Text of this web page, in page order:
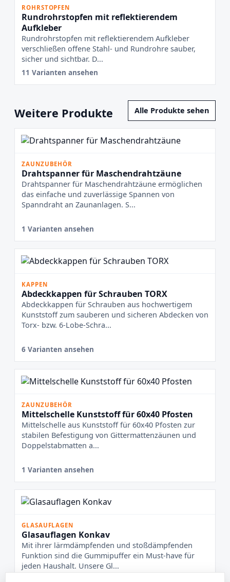
ROHRSTOPFEN
Rundrohrstopfen mit reflektierendem
Aufkleber
Rundrohrstopfen mit reflektierendem Aufkleber
verschließen offene Stahl- und Rundrohre sauber,
sicher und sichtbar. D...
11 Varianten ansehen
Weitere Produkte Alle Produkte sehen
ZAUNZUBEHÖR
Drahtspanner für Maschendrahtzäune
Drahtspanner für Maschendrahtzäune ermöglichen
das einfache und zuverlässige Spannen von
Spanndraht an Zaunanlagen. S...
1 Varianten ansehen
KAPPEN
Abdeckkappen für Schrauben TORX
Abdeckkappen für Schrauben aus hochwertigem
Kunststoff zum sauberen und sicheren Abdecken von
Torx- bzw. 6-Lobe-Schra...
6 Varianten ansehen
ZAUNZUBEHÖR
Mittelschelle Kunststoff für 60x40 Pfosten
Mittelschelle aus Kunststoff für 60x40 Pfosten zur
stabilen Befestigung von Gittermattenzäunen und
Doppelstabmatten a...
1 Varianten ansehen
GLASAUFLAGEN
Glasauflagen Konkav
Mit ihrer lärmdämpfenden und stoßdämpfenden
Funktion sind die Gummipuffer ein Must-have für
jeden Haushalt. Unsere Gl...